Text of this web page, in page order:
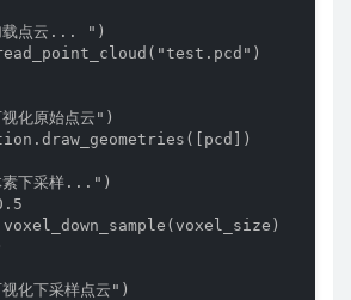
点云... ")
化原始点云")
下采样...")
化下采样点云")